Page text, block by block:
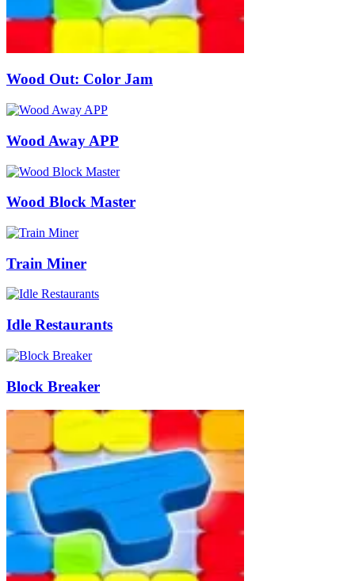
Wood Out: Color Jam
Wood Away APP
Wood Block Master
Train Miner
Idle Restaurants
Block Breaker